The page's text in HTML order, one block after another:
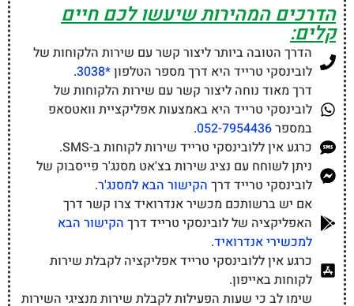
הדרכים המהירות שיעשו לכם חיים
קלים:
הדרך הטובה ביותר ליצור קשר עם שירות הלקוחות של
לובינסקי טרייד היא דרך מספר הטלפון*3038
.
דרך מאוד נוחה ליצור קשר עם שירות הלקוחות של
לובינסקי טרייד היא באמצעות אפליקציית וואטסאפ
במספר052-7954436
.
כרגע אין ללובינסקי טרייד שירות לקוחות ב-SMS.
ניתן לשוחח עם נציג שירות בצ'אט מסנג'ר פייסבוק של
לובינסקי טרייד דרך הקישור הבא למסנג'ר.
אם יש ברשותכם מכשיר אנדרואיד צרו קשר דרך
האפליקציה של לובינסקי טרייד דרך הקישור הבא
למכשירי אנדרואיד.
כרגע אין ללובינסקי טרייד אפליקציה לקבלת שירות
לקוחות באייפון.
שימו לב כי שעות הפעילות לקבלת שירות מנציגי השירות